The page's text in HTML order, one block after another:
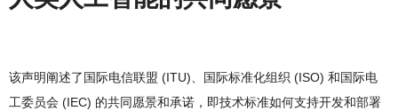
该声明阐述了国际电信联盟 (ITU)、国际标准化组织 (ISO) 和国际电
工委员会 (IEC) 的共同愿景和承诺，即技术标准如何支持开发和部署